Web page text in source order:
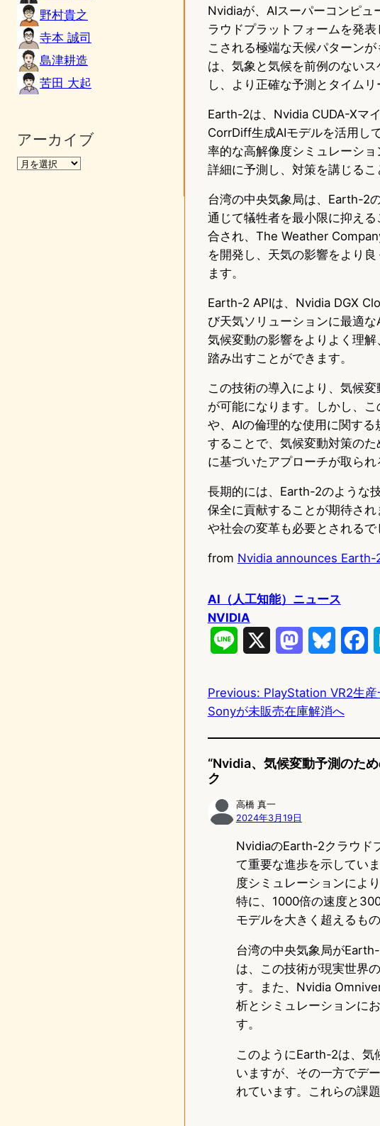
野村貴之
寺本 誠司
島津耕造
苦田 大起
アーカイブ
Nvidiaが、AIスーパーコンピ
ラウドプラットフォームを発
こされる極端な天候パターン
は、気象と気候を前例のない
し、より正確な予測とタイムリ
Earth-2は、Nvidia CUDA-Xマ
CorrDiff生成AIモデルを活用し
率的な高解像度シミュレーシ
詳細に予測し、対策を講じるこ
台湾の中央気象局は、Earth-2
通じて犠牲者を最小限に抑え
合され、The Weather
を開発し、天気の影響をより
ます。
Earth-2 APIは、Nvidia DGX
び天気ソリューションに最適
気候変動の影響をよりよく理
踏み出すことができます。
この技術の導入により、気候
が可能になります。しかし、
や、AIの倫理的な使用に関す
することで、気候変動対策の
に基づいたアプローチが取られ
長期的には、Earth-2のような
保全に貢献することが期待さ
や社会の変革も必要とされるで
from Nvidia announces
AI（人工知能）ニュース
NVIDIA
n
e
s
t
d
u
e
k
c
Previous: PlayStation VR2生産
Sonyが未販売在庫解消へ
“Nvidia、気候変動予測のた
ク
高橋 真一
2024年3月19日
NvidiaのEarth-2クラウド
て重要な進歩を示してい
度シミュレーションによ
特に、1000倍の速度と
モデルを大きく超えるも
台湾の中央気象局が
は、この技術が現実世界
す。また、Nvidia
析とシミュレーションに
す。
このようにEarth-2は、気
いますが、その一方でデ
れています。これらの課